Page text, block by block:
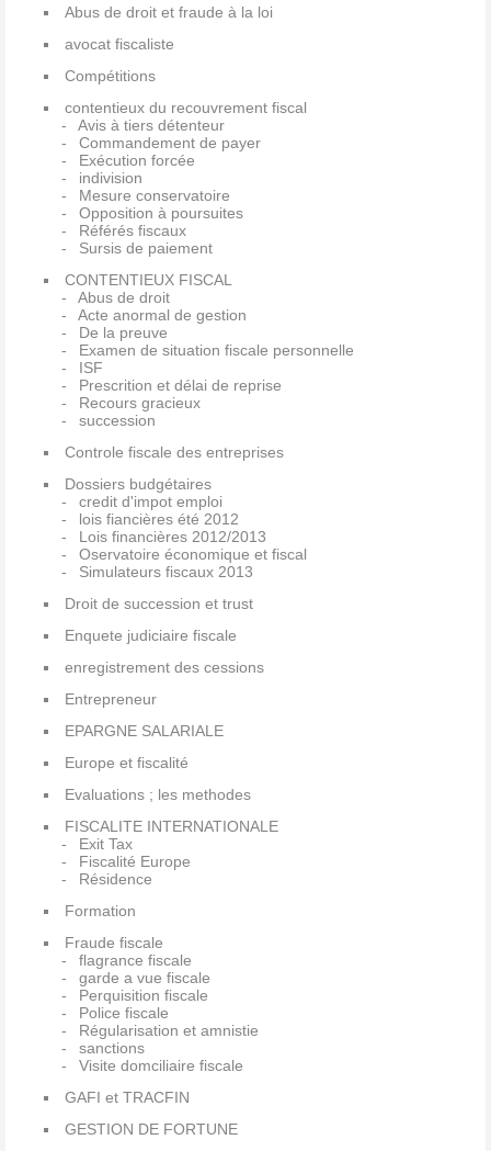
Abus de droit et fraude à la loi
avocat fiscaliste
Compétitions
contentieux du recouvrement fiscal
Avis à tiers détenteur
Commandement de payer
Exécution forcée
indivision
Mesure conservatoire
Opposition à poursuites
Référés fiscaux
Sursis de paiement
CONTENTIEUX FISCAL
Abus de droit
Acte anormal de gestion
De la preuve
Examen de situation fiscale personnelle
ISF
Prescrition et délai de reprise
Recours gracieux
succession
Controle fiscale des entreprises
Dossiers budgétaires
credit d'impot emploi
lois fiancières été 2012
Lois financières 2012/2013
Oservatoire économique et fiscal
Simulateurs fiscaux 2013
Droit de succession et trust
Enquete judiciaire fiscale
enregistrement des cessions
Entrepreneur
EPARGNE SALARIALE
Europe et fiscalité
Evaluations ; les methodes
FISCALITE INTERNATIONALE
Exit Tax
Fiscalité Europe
Résidence
Formation
Fraude fiscale
flagrance fiscale
garde a vue fiscale
Perquisition fiscale
Police fiscale
Régularisation et amnistie
sanctions
Visite domciliaire fiscale
GAFI et TRACFIN
GESTION DE FORTUNE